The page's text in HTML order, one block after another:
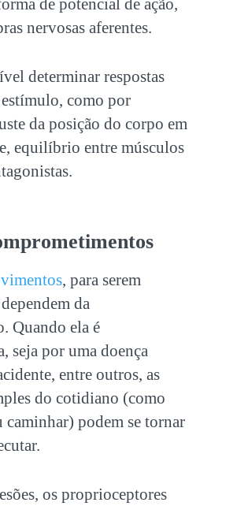
nervosas aferentes.
determinar respostas
estímulo, como por
da posição do corpo em
equilíbrio entre músculos
, para serem
da
Quando ela é
seja por uma doença
entre outros, as
do cotidiano (como
caminhar) podem se tornar
os proprioceptores